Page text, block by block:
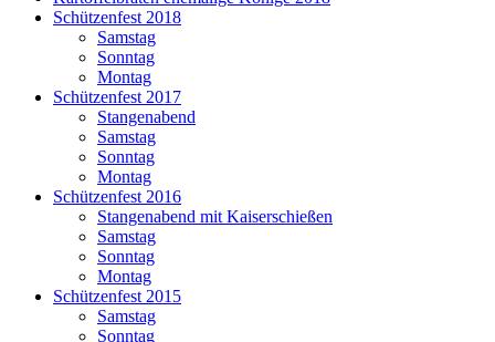
Schützenfest 2018
Samstag
Sonntag
Montag
Schützenfest 2017
Stangenabend
Samstag
Sonntag
Montag
Schützenfest 2016
Stangenabend mit Kaiserschießen
Samstag
Sonntag
Montag
Schützenfest 2015
Samstag
Sonntag